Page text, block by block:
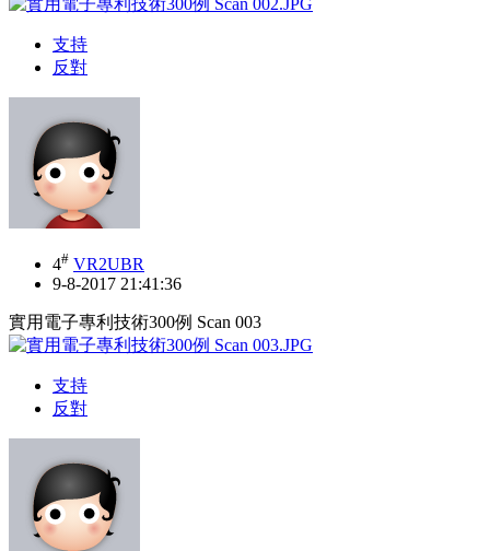
支持
反對
4# VR2UBR
9-8-2017 21:41:36
實用電子專利技術300例 Scan 003
支持
反對